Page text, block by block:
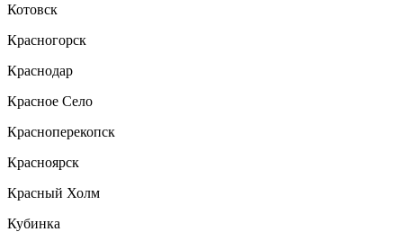
Котовск
Красногорск
Краснодар
Красное Село
Красноперекопск
Красноярск
Красный Холм
Кубинка